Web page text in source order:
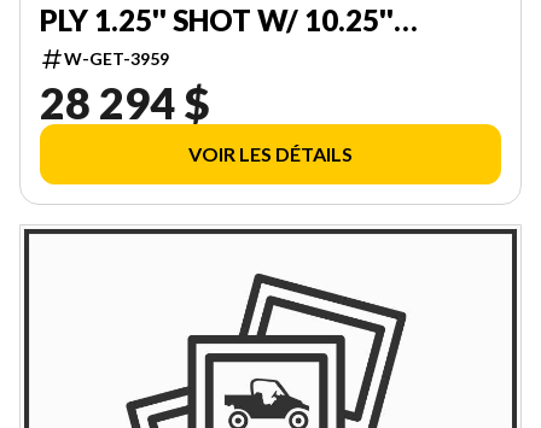
PLY 1.25'' SHOT W/ 10.25''
TOUCHSCREEN 000UCVF00
W-GET-3959
28 294 $
VOIR LES DÉTAILS